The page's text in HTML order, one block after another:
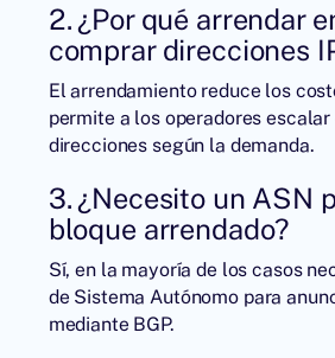
2. ¿Por qué arrendar
comprar direcciones
El arrendamiento reduce los
permite a los operadores escalar
direcciones según la demanda.
3. ¿Necesito un ASN
bloque arrendado?
Sí, en la mayoría de los casos
de Sistema Autónomo para
mediante BGP.